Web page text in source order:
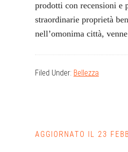
prodotti con recensioni e
straordinarie proprietà
nell’omonima città,
Filed Under: Bellezza
AGGIORNATO IL 23